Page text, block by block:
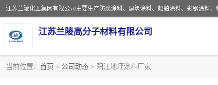
江苏兰陵高分子材料有限公司
当前位置： 首页 > 公司动态 > 阳江地坪涂料厂家